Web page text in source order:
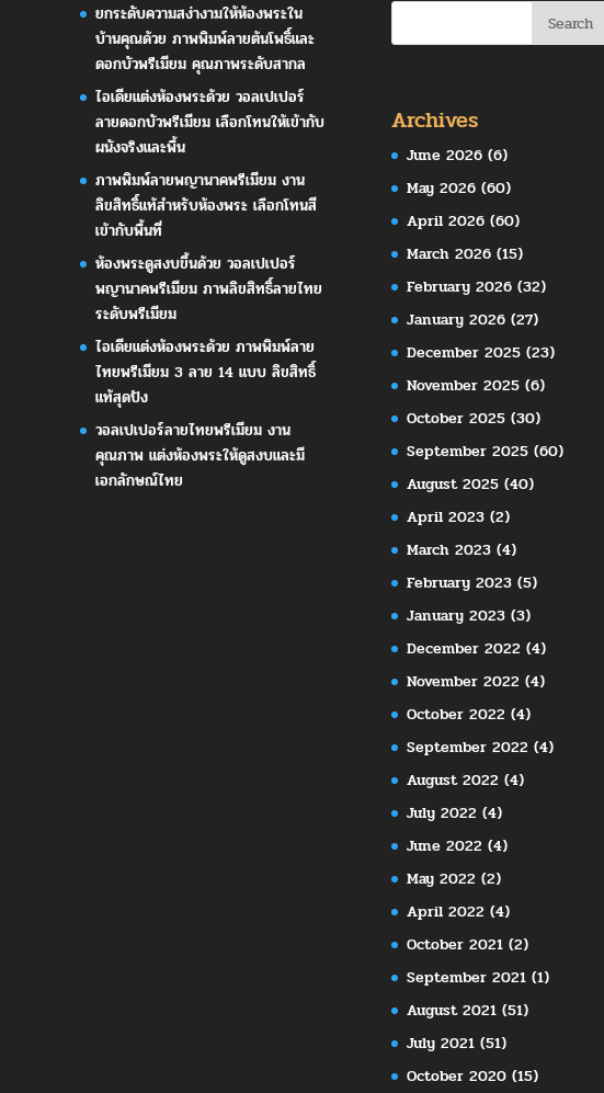
ยกระดับความสง่างามให้ห้องพระใน
บ้านคุณด้วย ภาพพิมพ์ลายต้นโพธิ์และ
ดอกบัวพรีเมียม คุณภาพระดับสากล
ไอเดียแต่งห้องพระด้วย วอลเปเปอร์
ลายดอกบัวพรีเมียม เลือกโทนให้เข้ากับ
ผนังจริงและพื้น
ภาพพิมพ์ลายพญานาคพรีเมียม งาน
ลิขสิทธิ์แท้สำหรับห้องพระ เลือกโทนสี
เข้ากับพื้นที่
ห้องพระดูสงบขึ้นด้วย วอลเปเปอร์
พญานาคพรีเมียม ภาพลิขสิทธิ์ลายไทย
ระดับพรีเมียม
ไอเดียแต่งห้องพระด้วย ภาพพิมพ์ลาย
ไทยพรีเมียม 3 ลาย 14 แบบ ลิขสิทธิ์
แท้สุดปัง
วอลเปเปอร์ลายไทยพรีเมียม งาน
คุณภาพ แต่งห้องพระให้ดูสงบและมี
เอกลักษณ์ไทย
Archives
June 2026(6)
May 2026(60)
April 2026(60)
March 2026(15)
February 2026(32)
January 2026(27)
December 2025(23)
November 2025(6)
October 2025(30)
September 2025(60)
August 2025(40)
April 2023(2)
March 2023(4)
February 2023(5)
January 2023(3)
December 2022 (4)
November 2022 (4)
October 2022 (4)
September 2022 (4)
August 2022 (4)
July 2022 (4)
June 2022 (4)
May 2022 (2)
April 2022 (4)
October 2021(2)
September 2021(1)
August 2021(51)
July 2021(51)
October 2020(15)